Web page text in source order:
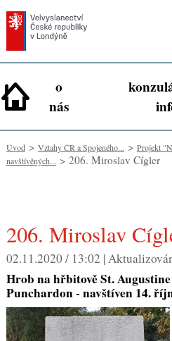
o
nás
Úvod> Vztahy ČR a Spojeného... > Projekt
navštívěných... > 206. Miroslav Cígler
206. Miroslav
02.11.2020 / 13:02 |
Hrob na hřbitově St.
Punchardon - navštíven 14.